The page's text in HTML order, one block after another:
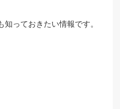
っておきたい情報です。